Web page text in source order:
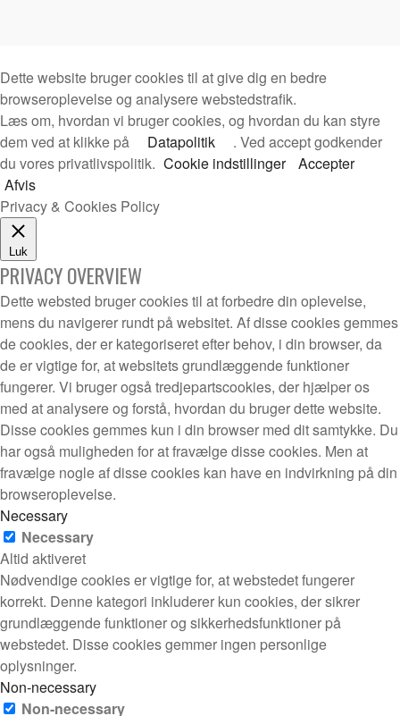
Dette website bruger cookies til at give dig en bedre
browseroplevelse og analysere webstedstrafik.
Læs om, hvordan vi bruger cookies, og hvordan du kan styre
dem ved at klikke på
Datapolitik
. Ved accept godkender
du vores privatlivspolitik. Cookie indstillinger
Accepter
Afvis
Privacy & Cookies Policy
Luk
PRIVACY OVERVIEW
Dette websted bruger cookies til at forbedre din oplevelse,
mens du navigerer rundt på websitet. Af disse cookies gemmes
de cookies, der er kategoriseret efter behov, i din browser, da
de er vigtige for, at websitets grundlæggende funktioner
fungerer. Vi bruger også tredjepartscookies, der hjælper os
med at analysere og forstå, hvordan du bruger dette website.
Disse cookies gemmes kun i din browser med dit samtykke. Du
har også muligheden for at fravælge disse cookies. Men at
fravælge nogle af disse cookies kan have en indvirkning på din
browseroplevelse.
Necessary
Necessary
Altid aktiveret
Nødvendige cookies er vigtige for, at webstedet fungerer
korrekt. Denne kategori inkluderer kun cookies, der sikrer
grundlæggende funktioner og sikkerhedsfunktioner på
webstedet. Disse cookies gemmer ingen personlige
oplysninger.
Non-necessary
Non-necessary